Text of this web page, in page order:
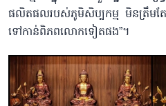
ផលិតផលរបស់ភូមិសិប្បកម្ម មិនត្រឹមតែ
ទៅកាន់ពិភពលោកទៀតផង”។